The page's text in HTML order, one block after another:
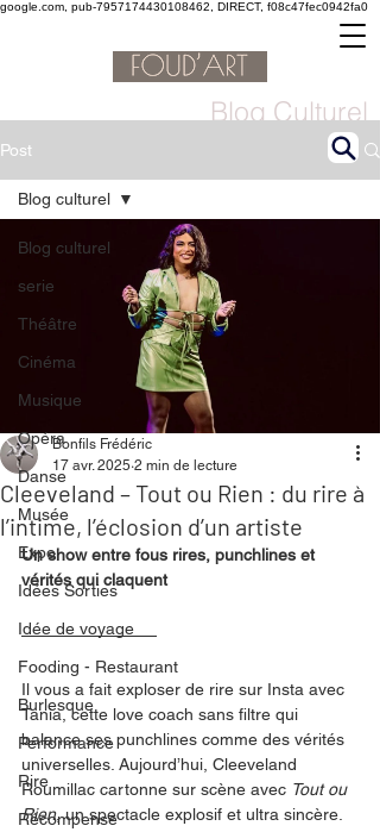
google.com, pub-7957174430108462, DIRECT, f08c47fec0942fa0
Blog Culturel
Post
Blog culturel
serie
Théâtre
Cinéma
Musique
Opéra
Danse
Musée
Expo
Idées Sorties
Idée de voyage
Fooding - Restaurant
Burlesque
Performance
Rire
Récompense
Blog culturel
Cleeveland – Tout ou Rien : du rire à
l’intime, l’éclosion d’un artiste
Bonfils Frédéric
17 avr. 2025 2 min de lecture
Un show entre fous rires, punchlines et
vérités qui claquent
Il vous a fait exploser de rire sur Insta avec
Tania, cette love coach sans filtre qui
balance ses punchlines comme des vérités
universelles. Aujourd’hui, Cleeveland
Roumillac cartonne sur scène avec Tout ou
Rien, un spectacle explosif et ultra sincère.